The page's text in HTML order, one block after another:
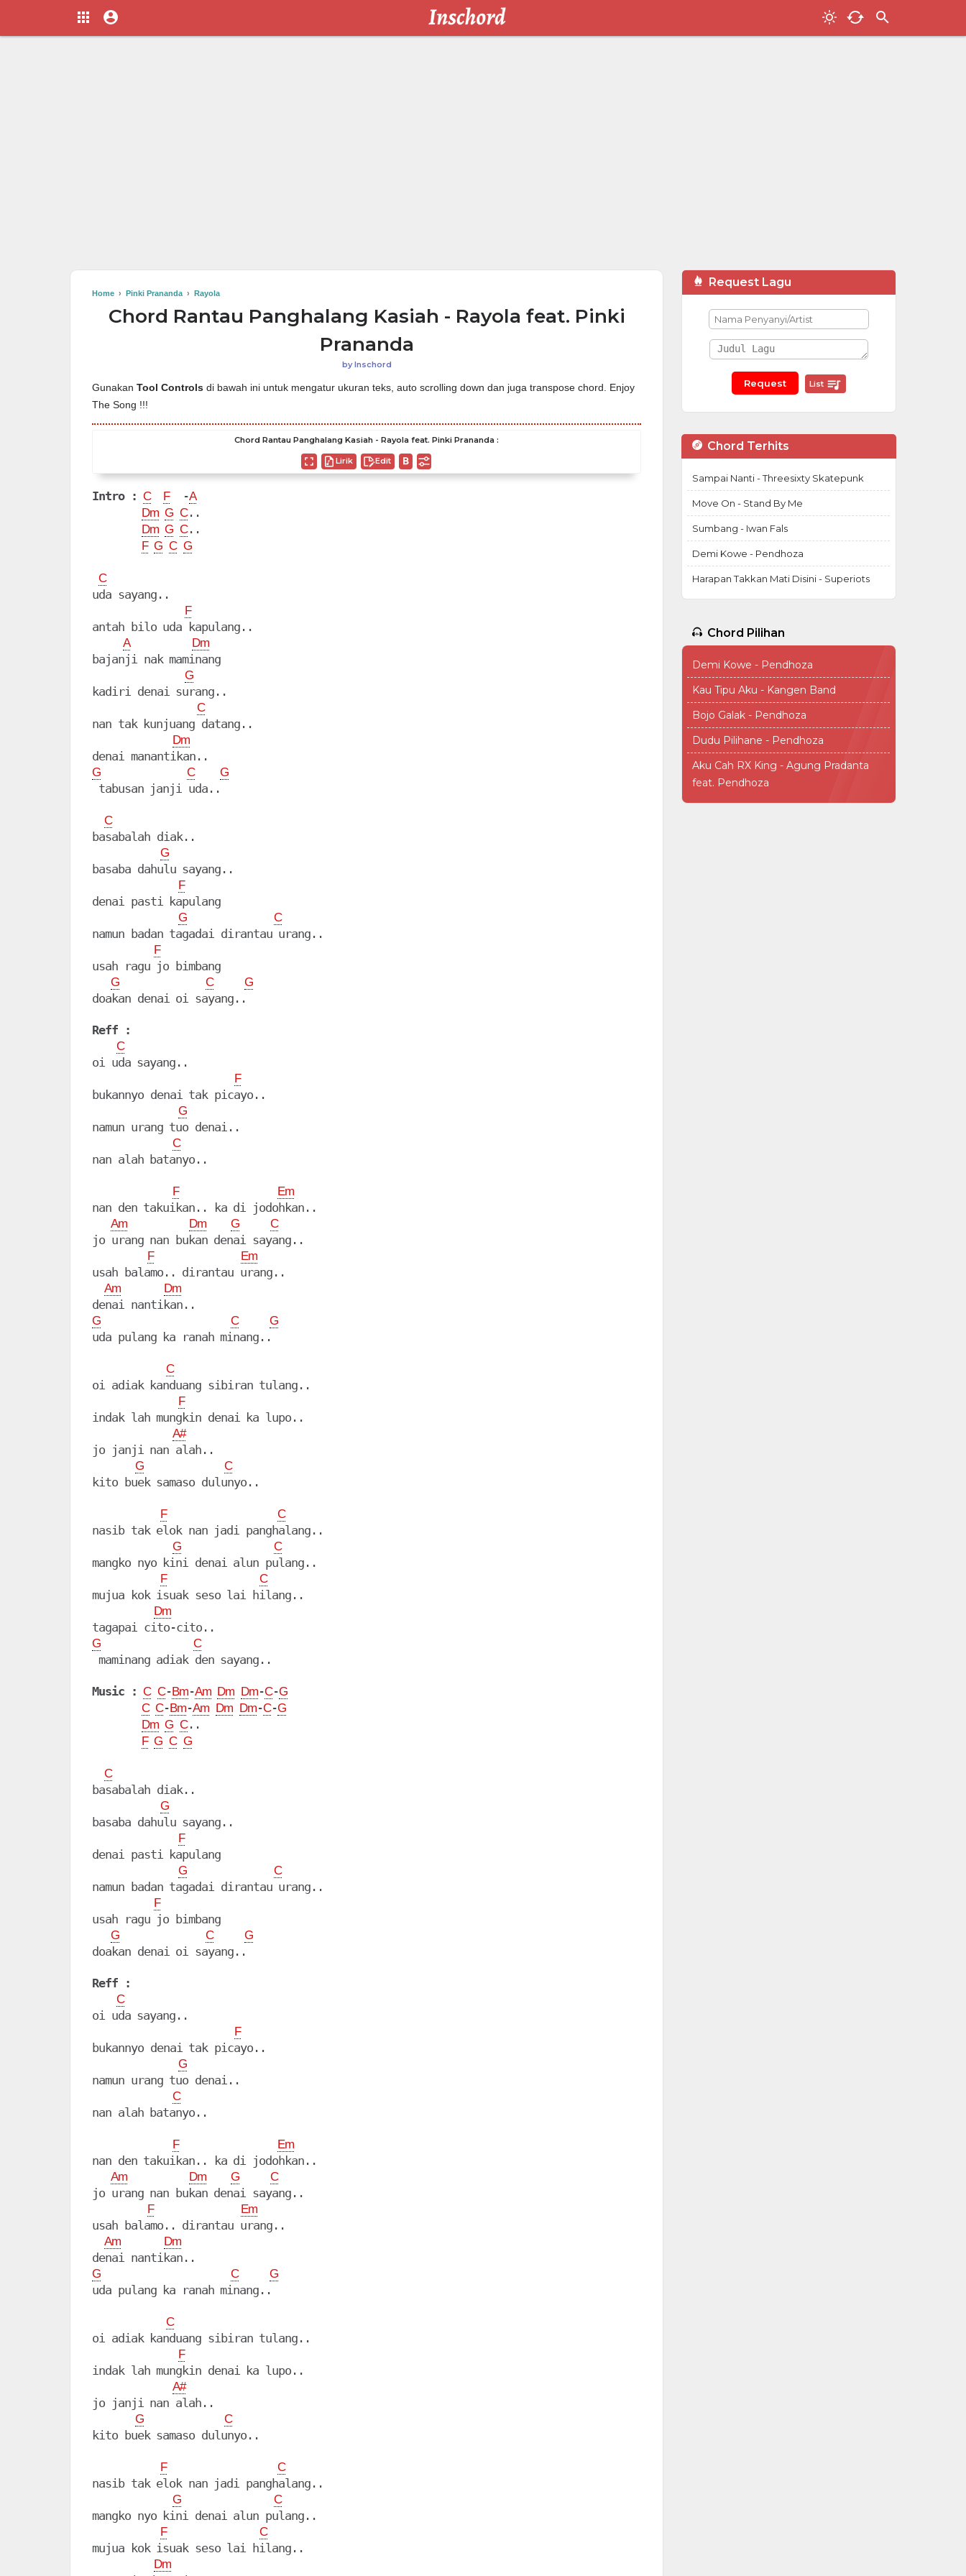
Home › Pinki Prananda › Rayola
Chord Rantau Panghalang Kasiah - Rayola feat. Pinki
Prananda
byInschord
Gunakan Tool Controls di bawah ini untuk mengatur ukuran teks, auto scrolling down dan juga transpose chord. Enjoy
The Song !!!
Chord Rantau Panghalang Kasiah - Rayola feat. Pinki Prananda :
Lirik Edit
Intro : C F
  -
A
Dm G C..
Dm G C..
F G C G
C
uda sayang..
F
antah bilo uda kapulang..
A Dm
bajanji nak maminang
G
kadiri denai surang..
C
nan tak kunjuang datang..
Dm
G C G
C
basabalah diak..
G
basaba dahulu sayang..
F
denai pasti kapulang
G C
namun badan tagadai dirantau urang..
F
usah ragu jo bimbang
G C G
doakan denai oi sayang..
Reff :
C
oi uda sayang..
F
bukannyo denai tak picayo..
G
namun urang tuo denai..
C
nan alah batanyo..
F Em
nan den takuikan.. ka di jodohkan..
Am Dm G C
jo urang nan bukan denai sayang..
F Em
usah balamo.. dirantau urang..
Am Dm
G C G
uda pulang ka ranah minang..
C
oi adiak kanduang sibiran tulang..
F
indak lah mungkin denai ka lupo..
A#
jo janji nan alah..
G C
kito buek samaso dulunyo..
F C
nasib tak elok nan jadi panghalang..
G C
mangko nyo kini denai alun pulang..
F C
mujua kok isuak seso lai hilang..
Dm
G C
maminang adiak den sayang..
Music : C C-Bm-Am Dm Dm-C-G
C C-Bm-Am Dm Dm-C-G
Dm G C..
F G C G
C
basabalah diak..
G
basaba dahulu sayang..
F
denai pasti kapulang
G C
namun badan tagadai dirantau urang..
F
usah ragu jo bimbang
G C G
doakan denai oi sayang..
Reff :
C
oi uda sayang..
F
bukannyo denai tak picayo..
G
namun urang tuo denai..
C
nan alah batanyo..
F Em
nan den takuikan.. ka di jodohkan..
Am Dm G C
jo urang nan bukan denai sayang..
F Em
usah balamo.. dirantau urang..
Am Dm
G C G
uda pulang ka ranah minang..
C
oi adiak kanduang sibiran tulang..
F
indak lah mungkin denai ka lupo..
A#
jo janji nan alah..
G C
kito buek samaso dulunyo..
F C
nasib tak elok nan jadi panghalang..
G C
mangko nyo kini denai alun pulang..
F C
mujua kok isuak seso lai hilang..
Dm
Request Lagu
List
Chord Terhits
Sampai Nanti - Threesixty Skatepunk
Move On - Stand By Me
Sumbang - Iwan Fals
Demi Kowe - Pendhoza
Harapan Takkan Mati Disini - Superiots
Chord Pilihan
Demi Kowe - Pendhoza
Kau Tipu Aku - Kangen Band
Bojo Galak - Pendhoza
Dudu Pilihane - Pendhoza
Aku Cah RX King - Agung Pradanta
feat. Pendhoza